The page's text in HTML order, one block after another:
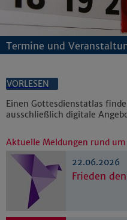
Termine und
VORLESEN
Einen Gottesdienstatlas
ausschließlich digitale
Aktuelle Meldungen rund um
22.06.2026
Frieden